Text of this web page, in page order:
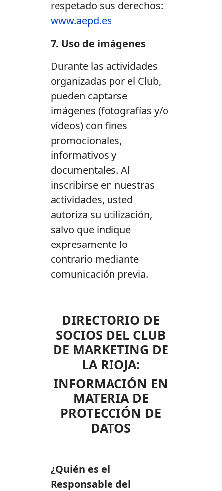
respetado sus derechos:
www.aepd.es
7. Uso de imágenes
Durante las actividades
organizadas por el Club,
pueden captarse
imágenes (fotografías y/o
vídeos) con fines
promocionales,
informativos y
documentales. Al
inscribirse en nuestras
actividades, usted
autoriza su utilización,
salvo que indique
expresamente lo
contrario mediante
comunicación previa.
DIRECTORIO DE
SOCIOS DEL CLUB
DE MARKETING DE
LA RIOJA:
INFORMACIÓN EN
MATERIA DE
PROTECCIÓN DE
DATOS
¿Quién es el
Responsable del